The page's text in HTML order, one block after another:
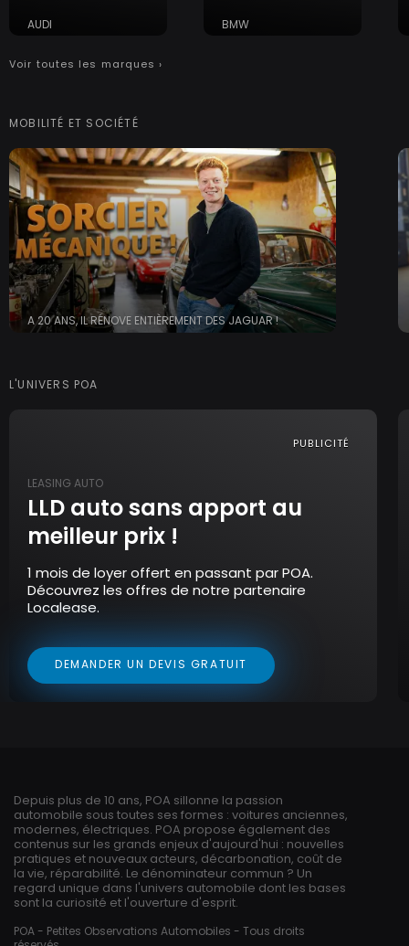
AUDI BMW
Voir toutes les marques ›
MOBILITÉ ET SOCIÉTÉ
A 20 ANS, IL RÉNOVE ENTIÈREMENT DES JAGUAR !
L'UNIVERS POA
PUBLICITÉ
LEASING AUTO
LLD auto sans apport au
meilleur prix !
1 mois de loyer offert en passant par POA.
Découvrez les offres de notre partenaire
Localease.
DEMANDER UN DEVIS GRATUIT
Depuis plus de 10 ans, POA sillonne la passion
automobile sous toutes ses formes : voitures anciennes,
modernes, électriques. POA propose également des
contenus sur les grands enjeux d'aujourd'hui : nouvelles
pratiques et nouveaux acteurs, décarbonation, coût de
la vie, réparabilité. Le dénominateur commun ? Un
regard unique dans l'univers automobile dont les bases
sont la curiosité et l'ouverture d'esprit.
POA - Petites Observations Automobiles - Tous droits